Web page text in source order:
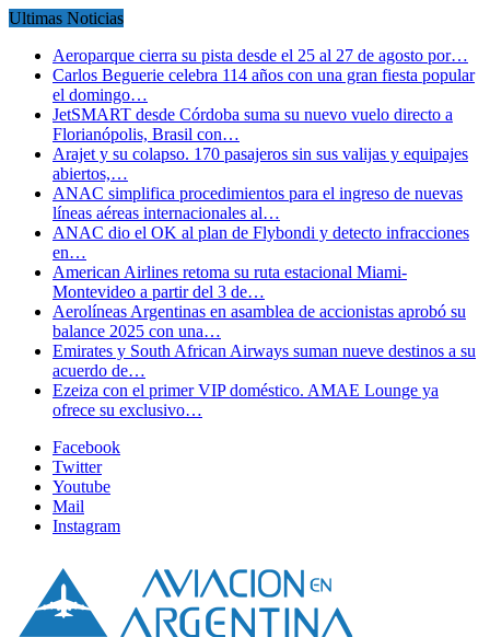
Ultimas Noticias
Aeroparque cierra su pista desde el 25 al 27 de agosto por…
Carlos Beguerie celebra 114 años con una gran fiesta popular
el domingo…
JetSMART desde Córdoba suma su nuevo vuelo directo a
Florianópolis, Brasil con…
Arajet y su colapso. 170 pasajeros sin sus valijas y equipajes
abiertos,…
ANAC simplifica procedimientos para el ingreso de nuevas
líneas aéreas internacionales al…
ANAC dio el OK al plan de Flybondi y detecto infracciones
en…
American Airlines retoma su ruta estacional Miami-
Montevideo a partir del 3 de…
Aerolíneas Argentinas en asamblea de accionistas aprobó su
balance 2025 con una…
Emirates y South African Airways suman nueve destinos a su
acuerdo de…
Ezeiza con el primer VIP doméstico. AMAE Lounge ya
ofrece su exclusivo…
Facebook
Twitter
Youtube
Mail
Instagram